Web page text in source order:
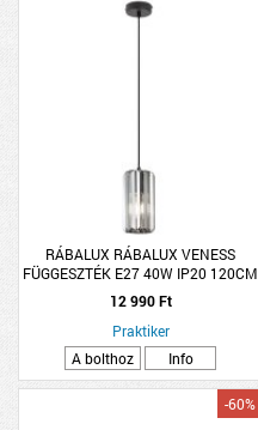
RÁBALUX RÁBALUX VENESS
FÜGGESZTÉK E27 40W IP20 120CM
MATT FEKETE
12 990 Ft
Praktiker
A bolthoz
Info
-60%